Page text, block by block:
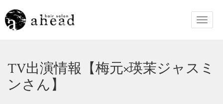
TV出演情報【梅元×瑛茉ジャスミ
ンさん】